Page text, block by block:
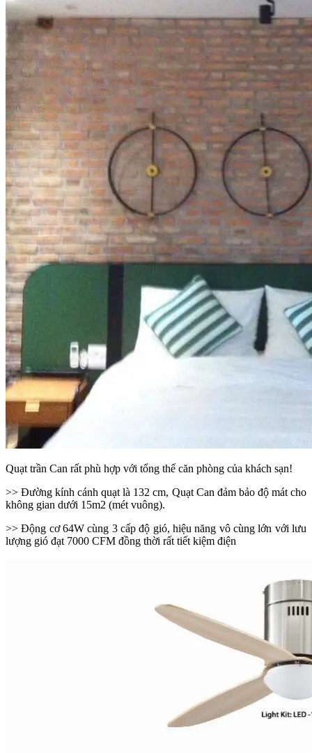
Quạt trần Can rất phù hợp với tổng thể căn phòng của khách sạn!
>> Đường kính cánh quạt là 132 cm, Quạt Can đảm bảo độ mát cho
không gian dưới 15m2 (mét vuông).
>> Động cơ 64W cùng 3 cấp độ gió, hiệu năng vô cùng lớn với lưu
lượng gió đạt 7000 CFM đồng thời rất tiết kiệm điện